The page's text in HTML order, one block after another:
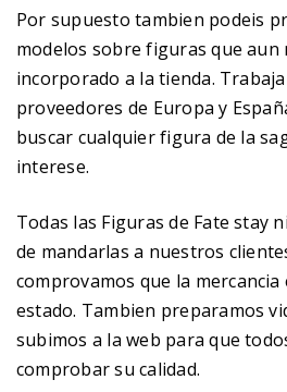
Por supuesto tambien podeis
modelos sobre figuras que aun
incorporado a la tienda.
proveedores de Europa y
buscar cualquier figura de la
interese.
Todas las Figuras de Fate stay
de mandarlas a nuestros
comprovamos que la
estado. Tambien preparamos
subimos a la web para que
comprobar su calidad.